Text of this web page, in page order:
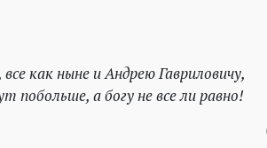
как ныне и Андрею Гавриловичу,
побольше, а богу не все ли равно!